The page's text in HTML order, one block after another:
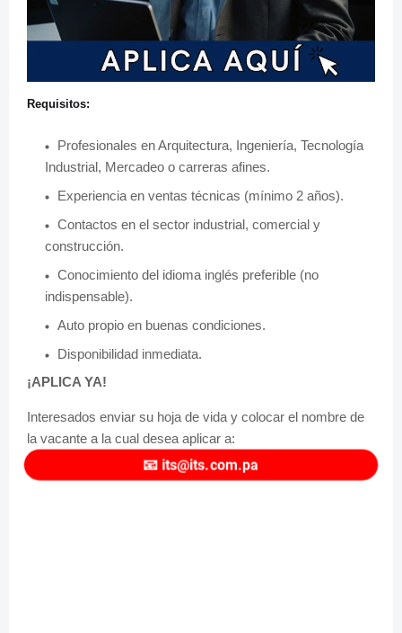
Requisitos:
Profesionales en Arquitectura, Ingeniería, Tecnología
Industrial, Mercadeo o carreras afines.
Experiencia en ventas técnicas (mínimo 2 años).
Contactos en el sector industrial, comercial y
construcción.
Conocimiento del idioma inglés preferible (no
indispensable).
Auto propio en buenas condiciones.
Disponibilidad inmediata.
¡APLICA YA!
Interesados enviar su hoja de vida y colocar el nombre de
la vacante a la cual desea aplicar a:
📧 its@its.com.pa